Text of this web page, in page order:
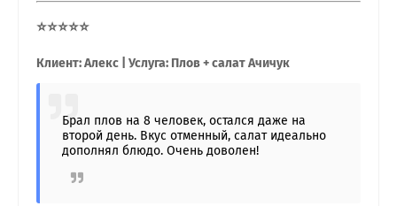
⭐⭐⭐⭐⭐
Клиент: Алекс | Услуга: Плов + салат Ачичук
Брал плов на 8 человек, остался даже на
второй день. Вкус отменный, салат идеально
дополнял блюдо. Очень доволен!